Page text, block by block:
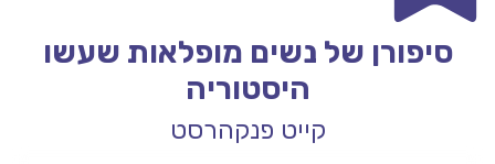
סיפורן של נשים מופלאות שעשו
היסטוריה
קייט פנקהרסט